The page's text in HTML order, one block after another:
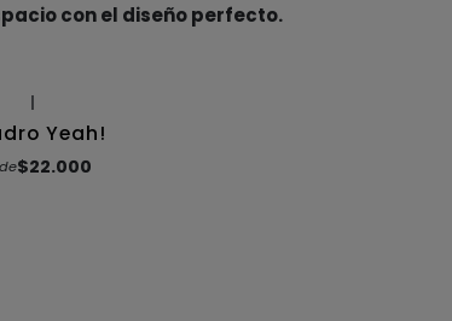
con el diseño perfecto.
Yeah!
$22.000